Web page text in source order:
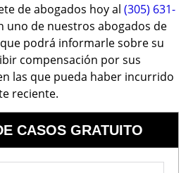
de abogados hoy al (305) 631-
uno de nuestros abogados de
podrá informarle sobre su
compensación por sus
las que pueda haber incurrido
reciente.
CASOS GRATUITO